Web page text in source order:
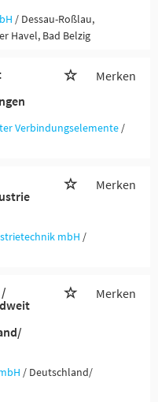
/ Dessau-Roßlau,
Havel, Bad Belzig
Merken
Verbindungselemente /
Merken
mbH /
Merken
/ Deutschland/